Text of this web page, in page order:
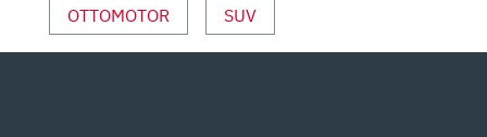
YOUTUBE
ANZEIGEN
OTTOMOTOR SUV